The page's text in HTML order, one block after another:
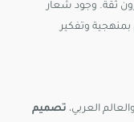
ثقة. وجود شعار
وتفكير
العربي، تصميم